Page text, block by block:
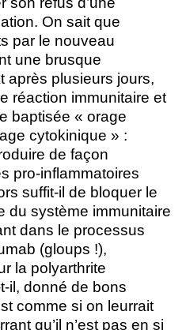
On sait que
par le nouveau
une brusque
après plusieurs jours,
réaction immunitaire et
baptisée « orage
cytokinique » :
de façon
pro-inflammatoires
suffit-il de bloquer le
du système immunitaire
dans le processus
(gloups !),
la polyarthrite
il, donné de bons
comme si on leurrait
qu’il n’est pas en si